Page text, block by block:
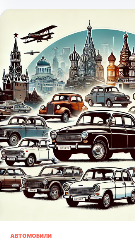
АВТОМОБИЛИ